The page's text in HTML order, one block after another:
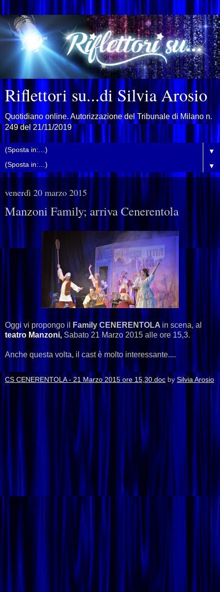
Riflettori su...di Silvia Arosio
Quotidiano online. Autorizzazione del Tribunale di Milano n.
249 del 21/11/2019
▼
▼
venerdì 20 marzo 2015
Manzoni Family; arriva Cenerentola
Oggi vi propongo il Family CENERENTOLA in scena, al
teatro Manzoni, Sabato 21 Marzo 2015 alle ore 15,3.
Anche questa volta, il cast è molto interessante....
CS CENERENTOLA - 21 Marzo 2015 ore 15,30.doc by Silvia Arosio